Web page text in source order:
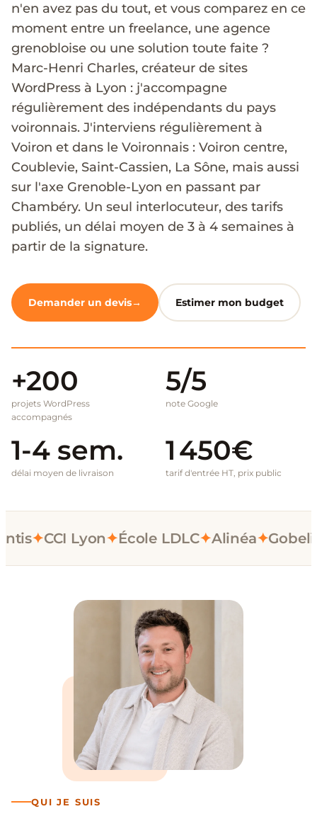
n'en avez pas du tout, et vous comparez en ce
moment entre un freelance, une agence
grenobloise ou une solution toute faite ?
Marc-Henri Charles, créateur de sites
WordPress à Lyon : j'accompagne
régulièrement des indépendants du pays
voironnais. J'interviens régulièrement à
Voiron et dans le Voironnais : Voiron centre,
Coublevie, Saint-Cassien, La Sône, mais aussi
sur l'axe Grenoble-Lyon en passant par
Chambéry. Un seul interlocuteur, des tarifs
publiés, un délai moyen de 3 à 4 semaines à
partir de la signature.
Demander un devis Estimer mon budget
+200
projets WordPress
accompagnés
5/5
note Google
1-4 sem.
délai moyen de livraison
1 450€
tarif d'entrée HT, prix public
✦CCI Lyon✦École LDLC✦Alinéa✦
QUI JE SUIS